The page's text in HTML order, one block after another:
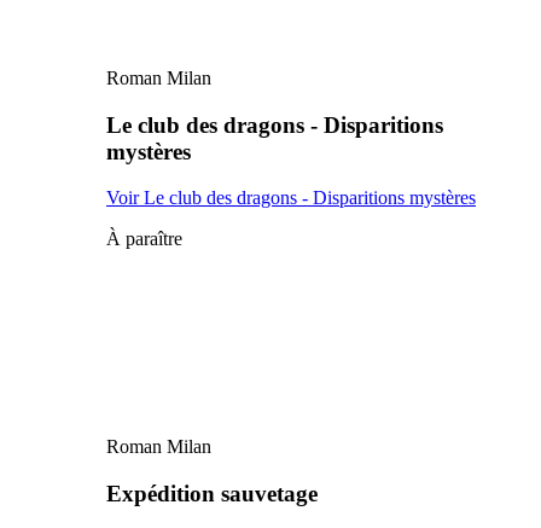
Roman Milan
Le club des dragons - Disparitions
mystères
Voir Le club des dragons - Disparitions mystères
À paraître
Roman Milan
Expédition sauvetage